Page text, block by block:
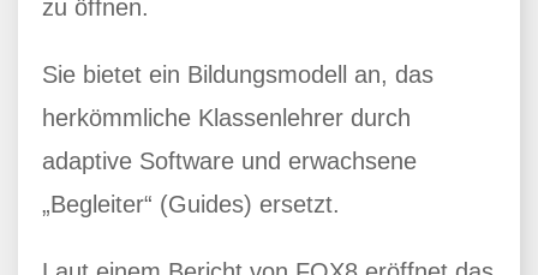
zu öffnen.
Sie bietet ein Bildungsmodell an, das
herkömmliche Klassenlehrer durch
adaptive Software und erwachsene
„Begleiter“ (Guides) ersetzt.